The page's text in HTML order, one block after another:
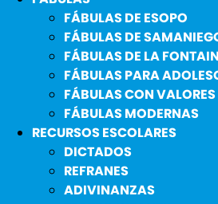
FÁBULAS DE ESOPO
FÁBULAS DE
FÁBULAS DE LA
FÁBULAS PARA
FÁBULAS CON VALORES
FÁBULAS MODERNAS
RECURSOS ESCOLARES
DICTADOS
REFRANES
ADIVINANZAS